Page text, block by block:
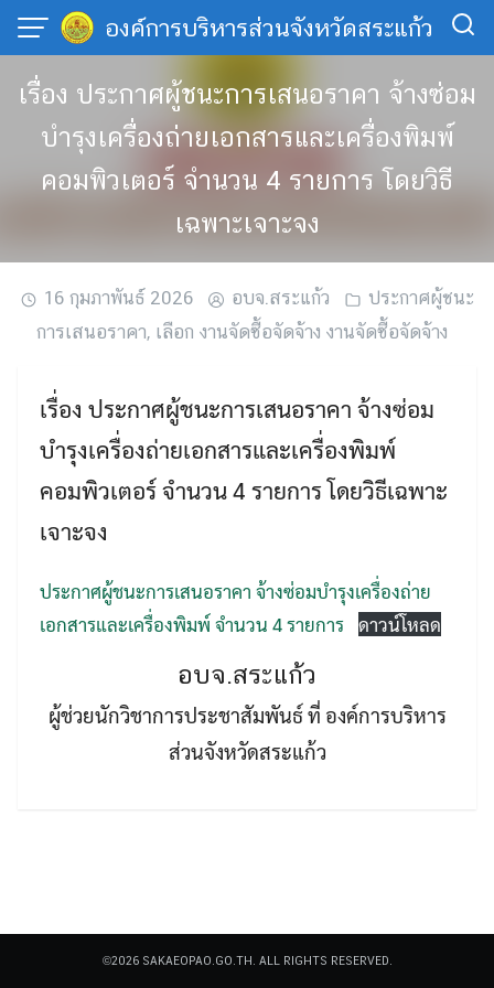
Skip
content
องค์การบริหารส่วนจังหวัดสระแก้ว
Search
เรื่อง ประกาศผู้ชนะการเสนอราคา จ้างซ่อม
บำรุงเครื่องถ่ายเอกสารและเครื่องพิมพ์
คอมพิวเตอร์ จำนวน 4 รายการ โดยวิธี
เฉพาะเจาะจง
16 กุมภาพันธ์ 2026 อบจ.สระแก้ว
ประกาศผู้ชนะ
การเสนอราคา, เลือก งานจัดซื้อจัดจ้าง งานจัดซื้อจัดจ้าง
เรื่อง ประกาศผู้ชนะการเสนอราคา จ้างซ่อม
บำรุงเครื่องถ่ายเอกสารและเครื่องพิมพ์
คอมพิวเตอร์ จำนวน 4 รายการ โดยวิธีเฉพาะ
เจาะจง
ประกาศผู้ชนะการเสนอราคา จ้างซ่อมบำรุงเครื่องถ่าย
เอกสารและเครื่องพิมพ์ จำนวน 4 รายการ ดาวน์โหลด
อบจ.สระแก้ว
ผู้ช่วยนักวิชาการประชาสัมพันธ์ ที่ องค์การบริหาร
ส่วนจังหวัดสระแก้ว
©2026 SAKAEOPAO.GO.TH. ALL RIGHTS RESERVED.